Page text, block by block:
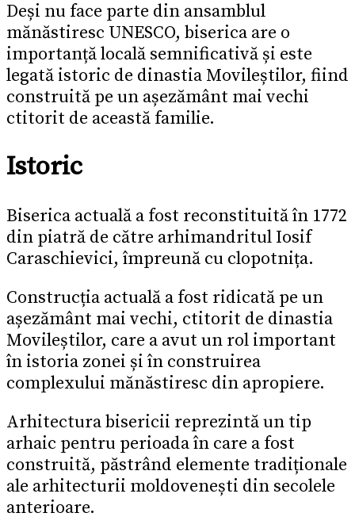
Deși nu face parte din ansamblul
mănăstiresc UNESCO, biserica are o
importanță locală semnificativă și este
legată istoric de dinastia Movileștilor, fiind
construită pe un așezământ mai vechi
ctitorit de această familie.
Istoric
Biserica actuală a fost reconstituită în 1772
din piatră de către arhimandritul Iosif
Caraschievici, împreună cu clopotnița.
Construcția actuală a fost ridicată pe un
așezământ mai vechi, ctitorit de dinastia
Movileștilor, care a avut un rol important
în istoria zonei și în construirea
complexului mănăstiresc din apropiere.
Arhitectura bisericii reprezintă un tip
arhaic pentru perioada în care a fost
construită, păstrând elemente tradiționale
ale arhitecturii moldovenești din secolele
anterioare.